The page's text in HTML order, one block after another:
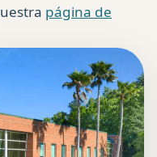
página de